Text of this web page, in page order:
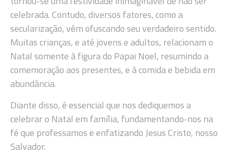
celebrada. Contudo, diversos fatores, como a
secularização, vêm ofuscando seu verdadeiro sentido.
Muitas crianças, e até jovens e adultos, relacionam o
Natal somente à figura do Papai Noel, resumindo a
comemoração aos presentes, e à comida e bebida em
abundância.
Diante disso, é essencial que nos dediquemos a
celebrar o Natal em família, fundamentando-nos na
fé que professamos e enfatizando Jesus Cristo, nosso
Salvador.